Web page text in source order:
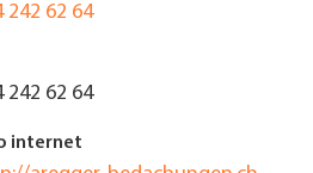
242 62 64
242 62 64
internet